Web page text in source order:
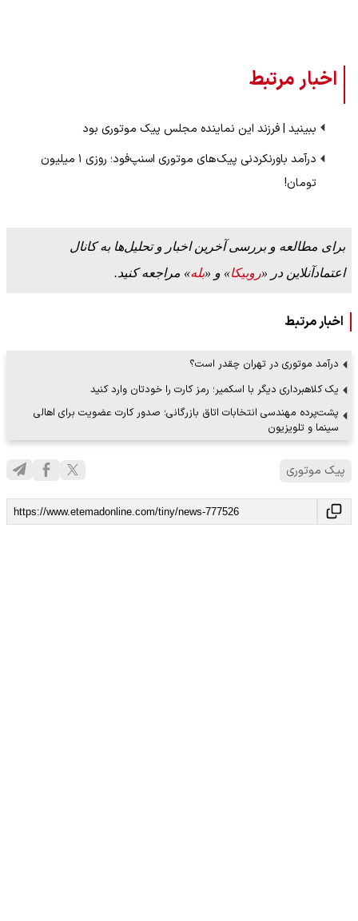
اخبار مرتبط
ببینید | فرزند این نماینده مجلس پیک موتوری بود
درآمد باورنکردنی پیک‌های موتوری اسنپ‌فود؛ روزی ۱ میلیون
تومان!
برای مطالعه و بررسی آخرین اخبار و تحلیل‌ها به کانال
اعتمادآنلاین در «روبیکا» و «بله» مراجعه کنید.
اخبار مرتبط
درآمد موتوری در تهران چقدر است؟
یک کلاهبرداری دیگر با اسکمیر؛ رمز کارت را خودتان وارد کنید
پشت‌پرده مهندسی انتخابات اتاق بازرگانی؛ صدور کارت عضویت برای اهالی
سینما و تلویزیون
پیک موتوری